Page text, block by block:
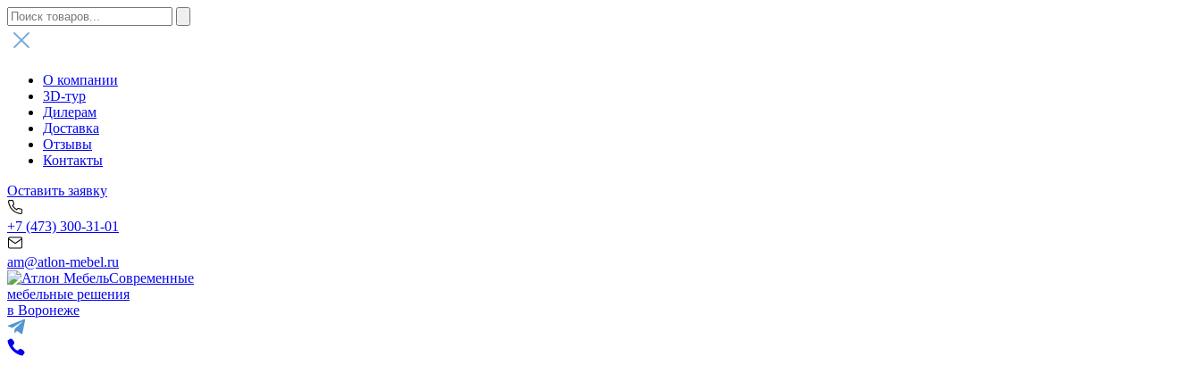
О компании
3D-тур
Дилерам
Доставка
Отзывы
Контакты
Оставить заявку
+7 (473) 300-31-01
am@atlon-mebel.ru
Современные
мебельные решения
в Воронеже